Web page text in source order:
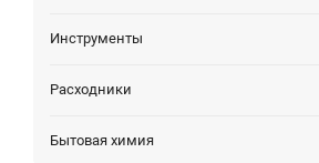
Инструменты
Расходники
Бытовая химия